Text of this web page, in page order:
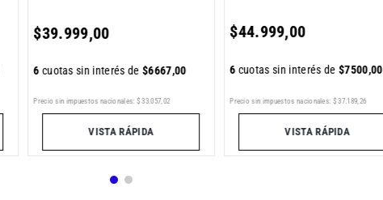
$39.999,00
6cuotas sin interés de$6667,00
Precio sin impuestos nacionales: $ 33.057,02
VISTA RÁPIDA
$44.999,00
6cuotas sin interés de$7500,00
Precio sin impuestos nacionales: $ 37.189,26
VISTA RÁPIDA